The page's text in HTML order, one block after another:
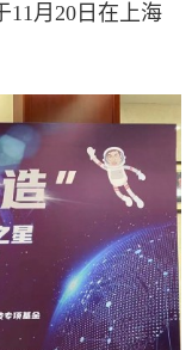
11月20日在上海